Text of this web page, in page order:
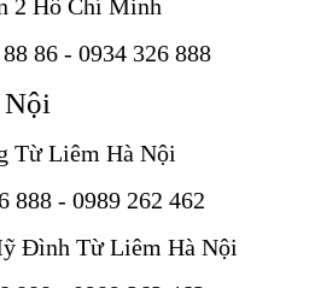
2 Hồ Chí Minh
86 - 0934 326 888
Nội
Từ Liêm Hà Nội
888 - 0989 262 462
Đình Từ Liêm Hà Nội